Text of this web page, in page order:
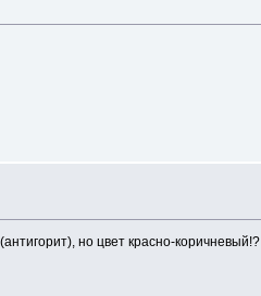
но цвет красно-коричневый!?